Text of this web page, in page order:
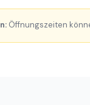
Öffnungszeiten